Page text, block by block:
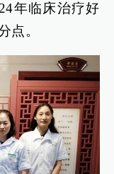
年临床治疗好
点。